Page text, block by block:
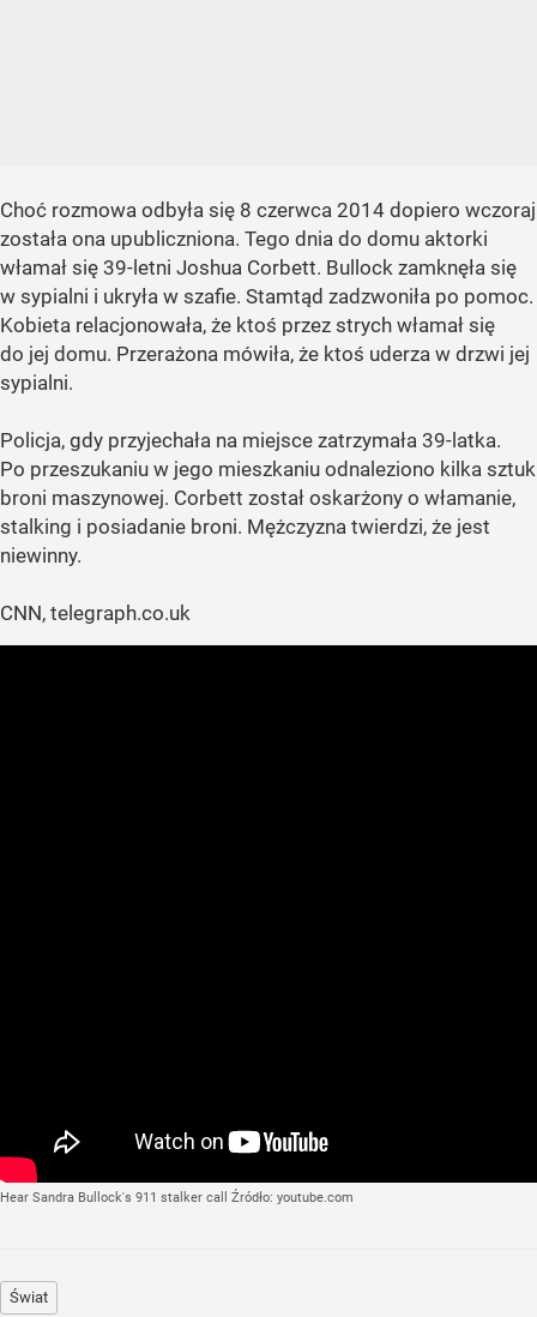
Choć rozmowa odbyła się 8 czerwca 2014 dopiero wczoraj
została ona upubliczniona. Tego dnia do domu aktorki
włamał się 39-letni Joshua Corbett. Bullock zamknęła się
w sypialni i ukryła w szafie. Stamtąd zadzwoniła po pomoc.
Kobieta relacjonowała, że ktoś przez strych włamał się
do jej domu. Przerażona mówiła, że ktoś uderza w drzwi jej
sypialni.
Policja, gdy przyjechała na miejsce zatrzymała 39-latka.
Po przeszukaniu w jego mieszkaniu odnaleziono kilka sztuk
broni maszynowej. Corbett został oskarżony o włamanie,
stalking i posiadanie broni. Mężczyzna twierdzi, że jest
niewinny.
CNN, telegraph.co.uk
Hear Sandra Bullock's 911 stalker call Źródło: youtube.com
Świat